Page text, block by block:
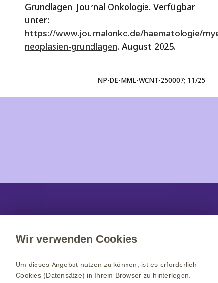
Grundlagen. Journal Onkologie. Verfügbar
unter:
https://www.journalonko.de/haematologie/
neoplasien-grundlagen. August 2025.
NP-DE-MML-WCNT-250007; 11/25
Nutzungsbedingungen
Wir verwenden Cookies
Um dieses Angebot nutzen zu können, ist es erforderlich
Cookies (Datensätze) in Ihrem Browser zu hinterlegen.